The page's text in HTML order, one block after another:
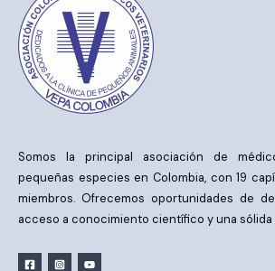
Somos la principal asociación de
pequeñas especies en Colombia, con 19
miembros. Ofrecemos oportunidades de
acceso a conocimiento científico y una